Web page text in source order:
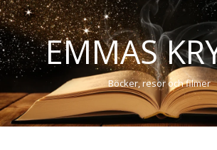
EMMAS
Böcker, resor och filmer